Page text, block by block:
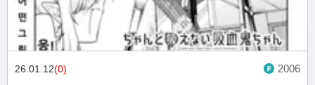
26.01.12(0) 2006